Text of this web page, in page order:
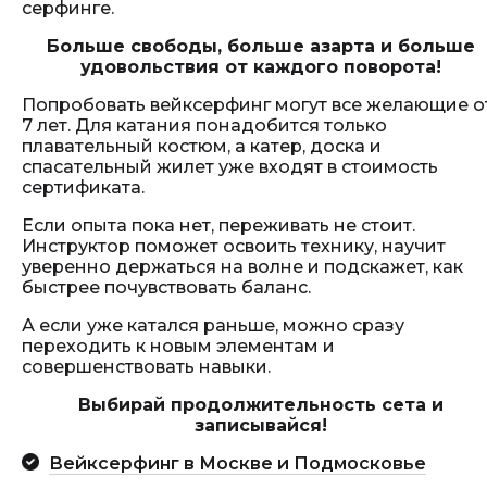
серфинге.
Больше свободы, больше азарта и больше
удовольствия от каждого поворота!
Попробовать вейксерфинг могут все желающие
7 лет. Для катания понадобится только
плавательный костюм, а катер, доска и
спасательный жилет уже входят в стоимость
сертификата.
Если опыта пока нет, переживать не стоит.
Инструктор поможет освоить технику, научит
уверенно держаться на волне и подскажет, как
быстрее почувствовать баланс.
А если уже катался раньше, можно сразу
переходить к новым элементам и
совершенствовать навыки.
Выбирай продолжительность сета и
записывайся!
Вейксерфинг в Москве и Подмосковье